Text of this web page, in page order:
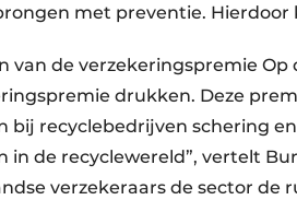
met preventie.
van de verzekeringspremie
drukken. Deze
bij recyclebedrijven schering en
in de recyclewereld”, vertelt
verzekeraars de sector de